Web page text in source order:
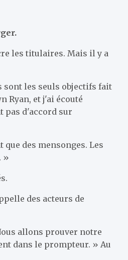
les titulaires. Mais il y a
sont les seuls objectifs fait
Ryan, et j'ai écouté
pas d'accord sur
des mensonges. Les
»
des acteurs de
allons prouver notre
dans le prompteur. » Au